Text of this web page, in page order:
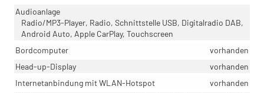
Audioanlage
Radio/MP3-Player, Radio, Schnittstelle USB, Digitalradio DAB,
Android Auto, Apple CarPlay, Touchscreen
Bordcomputer
vorhanden
Head-up-Display
vorhanden
Internetanbindung mit WLAN-Hotspot
vorhanden